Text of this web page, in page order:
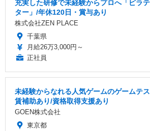
充実した研修で未経験からプロへ「ピラ
ター」/年休120日・賞与あり
株式会社ZEN PLACE
千葉県
月給26万3,000円～
正社員
未経験からなれる人気ゲームのゲームテ
賃補助あり/資格取得支援あり
GOEN株式会社
東京都